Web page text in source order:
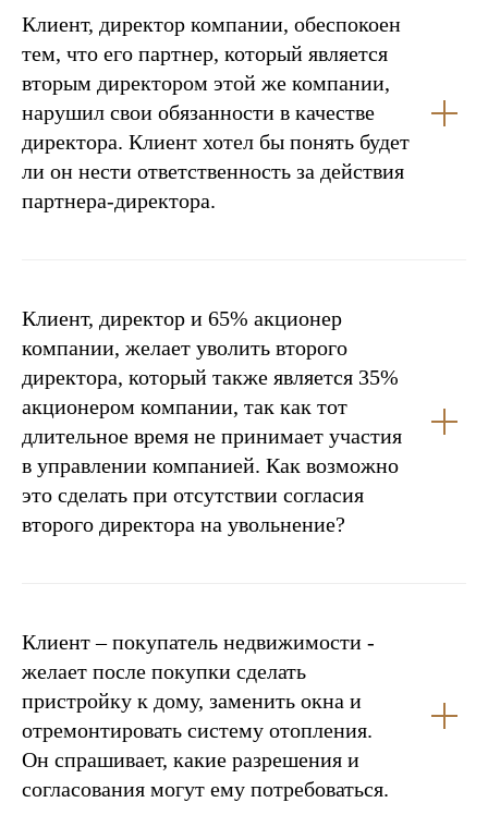
РОССИЯ)
Клиент, директор компании, обеспокоен
тем, что его партнер, который является
вторым директором этой же компании,
нарушил свои обязанности в качестве
директора. Клиент хотел бы понять будет
ли он нести ответственность за действия
партнера-директора.
Клиент, директор и 65% акционер
компании, желает уволить второго
директора, который также является 35%
акционером компании, так как тот
длительное время не принимает участия
в управлении компанией. Как возможно
это сделать при отсутствии согласия
второго директора на увольнение?
Клиент – покупатель недвижимости -
желает после покупки сделать
пристройку к дому, заменить окна и
отремонтировать систему отопления.
Он спрашивает, какие разрешения и
согласования могут ему потребоваться.